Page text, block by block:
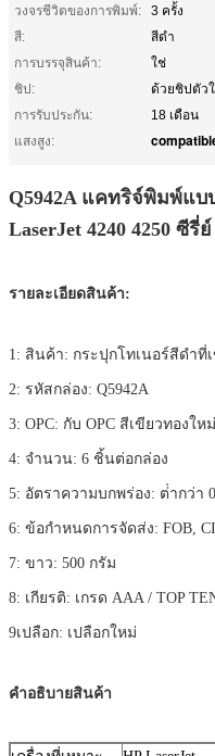
วงจรชีวิตของการพิมพ์:
3 ครั้ง
สี:
สีดำ
การบรรจุสินค้า:
ใช่
ชิป:
ด้วยชิปตัว
การรับประกัน:
18 เดือน
แสงสูง:
Q5942A แคทริจ์พิมพ์แบ
LaserJet 4240 4250 ซีรี่ย์
รายละเอียดสินค้า:
1: สินค้า: กระปุกโทเนอร์สีดําที่
2: รหัสกล่อง: Q5942A
3: OPC: กับ OPC สีเขียวทองใหม่
4: จํานวน: 6 ชิ้นต่อกล่อง
5: อัตราความบกพร่อง: ต่ํากว่า
6: ข้อกําหนดการจัดส่ง: FOB,
7: ขาว: 500 กรัม
8: เกียรติ: เกรด AAA / TOP
9เปลือก: เปลือกใหม่
คําอธิบายสินค้า